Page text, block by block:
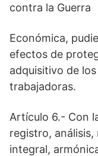
contra la Guerra
Económica,
efectos de
adquisitivo de
trabajadoras.
Artículo 6.- Con
registro, análisis,
integral,